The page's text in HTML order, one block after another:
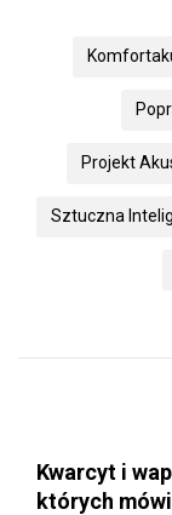
Projekt
Sztuczna
Kwarcyt i
których